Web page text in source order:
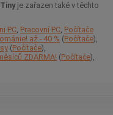
je zařazen také v těchto
PC Pracovní PC Počítače
až - 40 % Počítače
Počítače
ZDARMA! Počítače